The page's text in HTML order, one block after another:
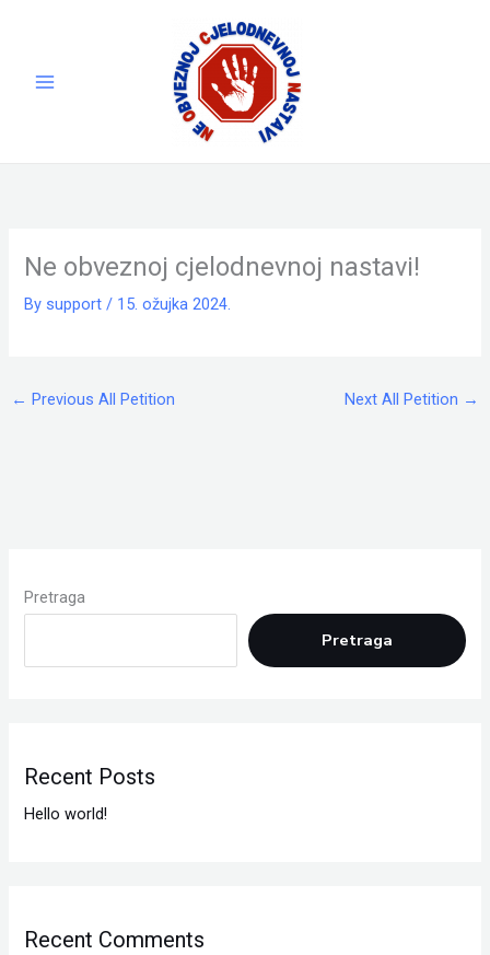
Ne obveznoj cjelodnevnoj nastavi!
By support/ 15. ožujka 2024.
← Previous All Petition Next All Petition →
Pretraga
Pretraga
Recent Posts
Hello world!
Recent Comments